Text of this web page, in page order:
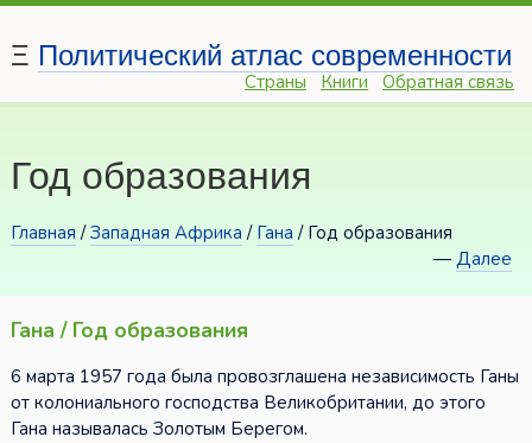
Ξ Политический атлас современности
Страны Книги Обратная связь
Год образования
Главная /Западная Африка / Гана / Год образования
—Далее
Гана / Год образования
6 марта 1957 года была провозглашена независимость Ганы
от колониального господства Великобритании, до этого
Гана называлась Золотым Берегом.